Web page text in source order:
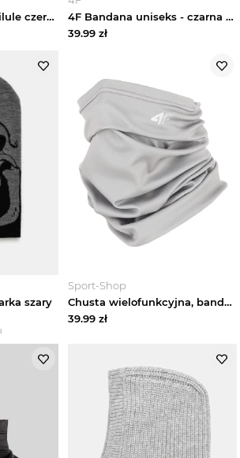
Fusalp kominiarka Pilule czerwony
4F Bandana uniseks - czarna Uniwersalny
39.99 zł
szary
Sport-Shop
Chusta wielofunkcyjna, bandana ABDAU124 4F Szary
39.99 zł